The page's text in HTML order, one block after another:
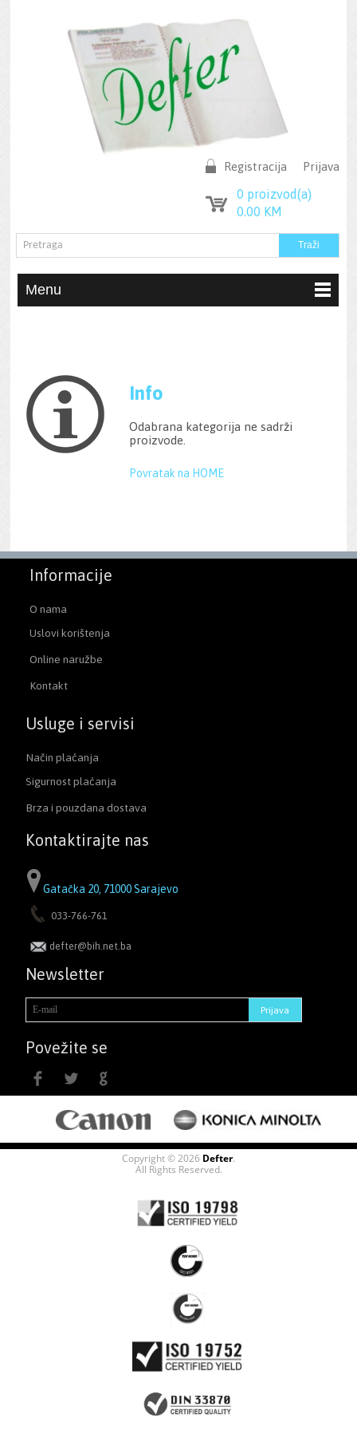
Prijava
Registracija
0 proizvod(a)
0.00 KM
Menu
Info
Odabrana kategorija ne sadrži
proizvode.
Povratak na HOME
Informacije
O nama
Uslovi korištenja
Online naružbe
Kontakt
Usluge i servisi
Način plaćanja
Sigurnost plaćanja
Brza i pouzdana dostava
Kontaktirajte nas
Gatačka 20, 71000 Sarajevo
033-766-761
defter@bih.net.ba
Newsletter
Povežite se
Copyright © 2026 Defter.
All Rights Reserved.